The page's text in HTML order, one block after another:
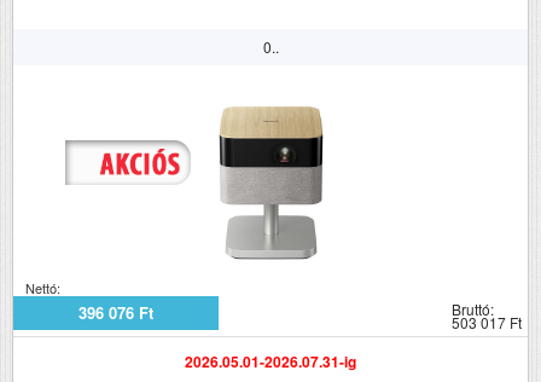
0..
Nettó:
396 076 Ft Bruttó:
503 017 Ft
2026.05.01-2026.07.31-ig